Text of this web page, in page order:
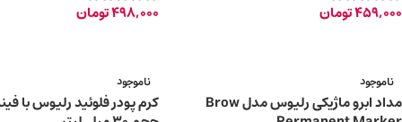
459,000تومان 498,000تومان
ناموجود
مداد ابرو ماژیکی رلیوس مدل Brow
ناموجود
کرم پودر فلوئید رلیوس با